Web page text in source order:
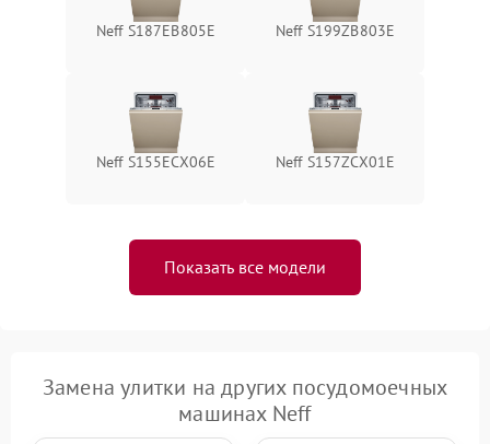
Neff S187EB805E Neff S199ZB803E
Neff S155ECX06E Neff S157ZCX01E
Показать все модели
Замена улитки на других посудомоечных
машинах Neff